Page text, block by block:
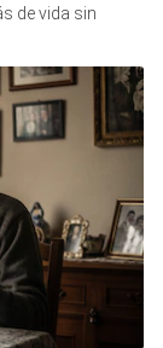
de vida sin